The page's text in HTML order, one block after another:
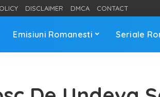
DISCLAIMER DMCA CONTACT
Emisiuni Romanesti Seriale